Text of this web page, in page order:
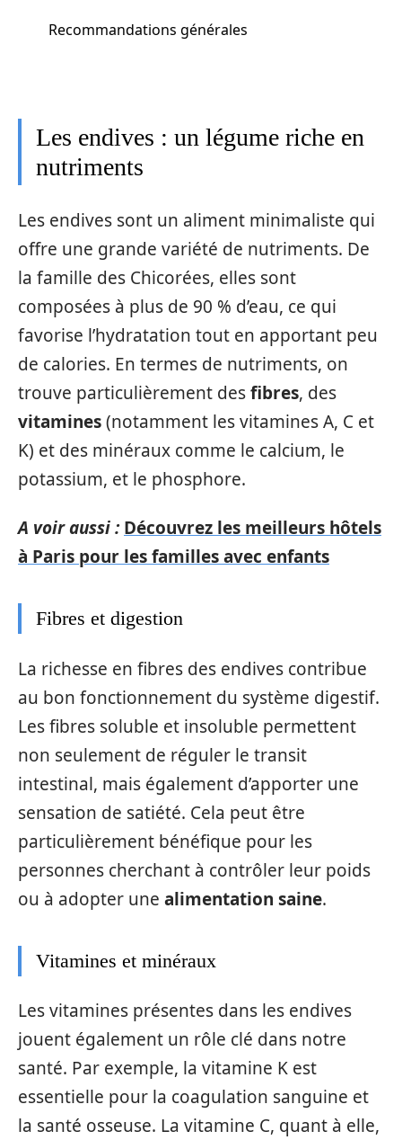
Recommandations générales
Les endives : un légume riche en
nutriments
Les endives sont un aliment minimaliste qui
offre une grande variété de nutriments. De
la famille des Chicorées, elles sont
composées à plus de 90 % d’eau, ce qui
favorise l’hydratation tout en apportant peu
de calories. En termes de nutriments, on
trouve particulièrement desfibres, des
vitamines(notamment les vitamines A, C et
K) et des minéraux comme le calcium, le
potassium, et le phosphore.
A voir aussi : Découvrez les meilleurs hôtels
à Paris pour les familles avec enfants
Fibres et digestion
La richesse en fibres des endives contribue
au bon fonctionnement du système digestif.
Les fibres soluble et insoluble permettent
non seulement de réguler le transit
intestinal, mais également d’apporter une
sensation de satiété. Cela peut être
particulièrement bénéfique pour les
personnes cherchant à contrôler leur poids
ou à adopter une alimentation saine.
Vitamines et minéraux
Les vitamines présentes dans les endives
jouent également un rôle clé dans notre
santé. Par exemple, la vitamine K est
essentielle pour la coagulation sanguine et
la santé osseuse. La vitamine C, quant à elle,